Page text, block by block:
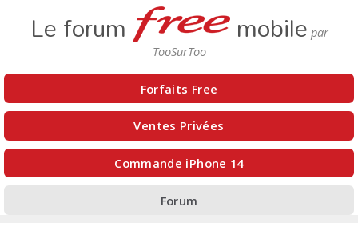
Le forum mobile
Forfaits Free
Ventes Privées
Commande iPhone 14
Forum